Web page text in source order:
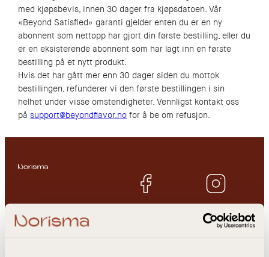
med kjøpsbevis, innen 30 dager fra kjøpsdatoen. Vår
«Beyond Satisfied» garanti gjelder enten du er en ny
abonnent som nettopp har gjort din første bestilling, eller du
er en eksisterende abonnent som har lagt inn en første
bestilling på et nytt produkt.
Hvis det har gått mer enn 30 dager siden du mottok
bestillingen, refunderer vi den første bestillingen i sin
helhet under visse omstendigheter. Vennligst kontakt oss
påsupport@beyondflavor.no for å be om refusjon.
Hold deg oppdatert og få